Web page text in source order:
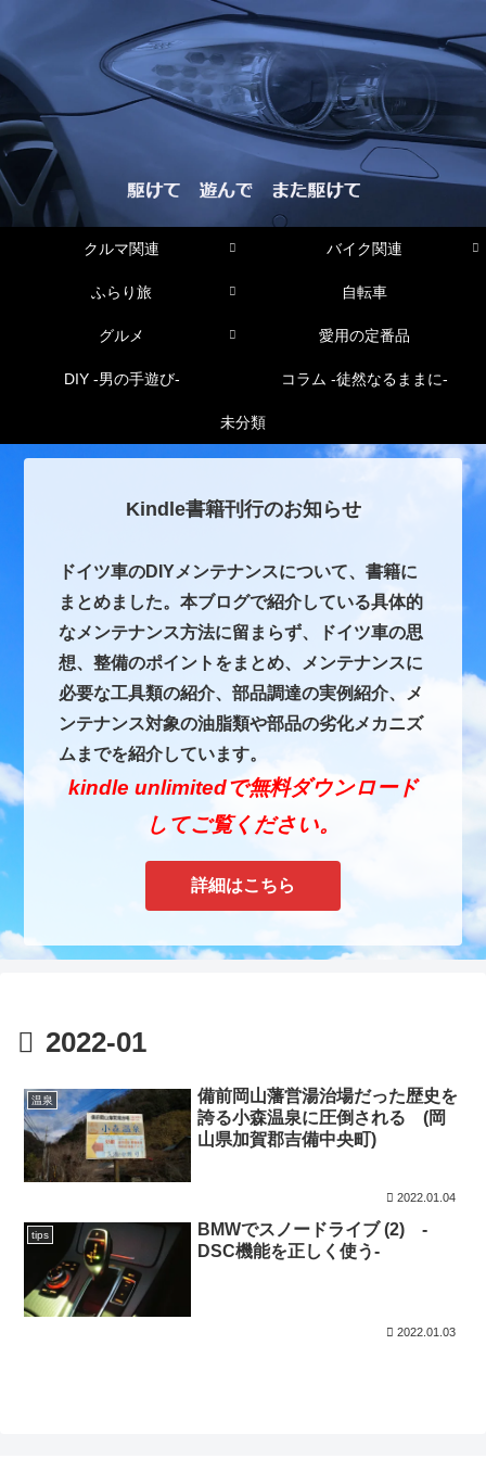
クルマ関連 バイク関連
ふらり旅 自転車
グルメ 愛用の定番品
DIY -男の手遊び- コラム -徒然なるままに-
未分類
Kindle書籍刊行のお知らせ
ドイツ車のDIYメンテナンスについて、書籍に
まとめました。本ブログで紹介している具体的
なメンテナンス方法に留まらず、ドイツ車の思
想、整備のポイントをまとめ、メンテナンスに
必要な工具類の紹介、部品調達の実例紹介、メ
ンテナンス対象の油脂類や部品の劣化メカニズ
ムまでを紹介しています。
kindle unlimitedで無料ダウンロード
してご覧ください。
詳細はこちら
2022-01
温泉
備前岡山藩営湯治場だった歴史を
誇る小森温泉に圧倒される (岡
山県加賀郡吉備中央町)
2022.01.04
tips
BMWでスノードライブ (2) -
DSC機能を正しく使う-
2022.01.03